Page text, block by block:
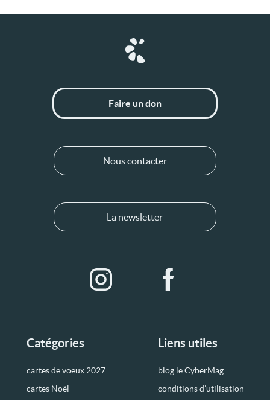
Catégories
cartes de voeux 2027
cartes Noël
Liens utiles
blog le CyberMag
conditions d’utilisation
Faire un don
Nous contacter
La newsletter